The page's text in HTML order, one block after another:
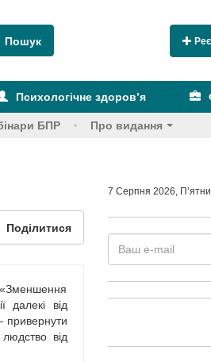
Психологічне здоров’я
БПР Про видання
Поділитися
«Зменшення
далекі від
привернути
від
7 Серпня 2026,